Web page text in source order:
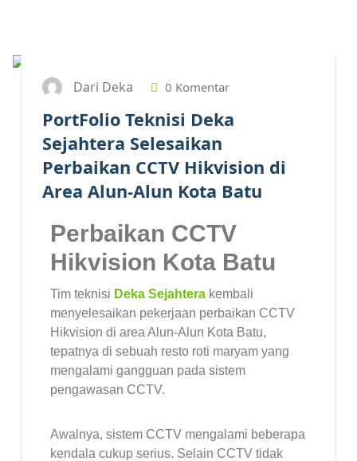
Dari Deka 0 Komentar
PortFolio Teknisi Deka
Sejahtera Selesaikan
Perbaikan CCTV Hikvision di
Area Alun-Alun Kota Batu
Perbaikan CCTV
Hikvision Kota Batu
Tim teknisi Deka Sejahtera kembali
menyelesaikan pekerjaan perbaikan CCTV
Hikvision di area Alun-Alun Kota Batu,
tepatnya di sebuah resto roti maryam yang
mengalami gangguan pada sistem
pengawasan CCTV.
Awalnya, sistem CCTV mengalami beberapa
kendala cukup serius. Selain CCTV tidak